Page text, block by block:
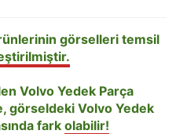
görselleri temsil
Volvo Yedek Parça
görseldeki Volvo Yedek
farkolabilir!